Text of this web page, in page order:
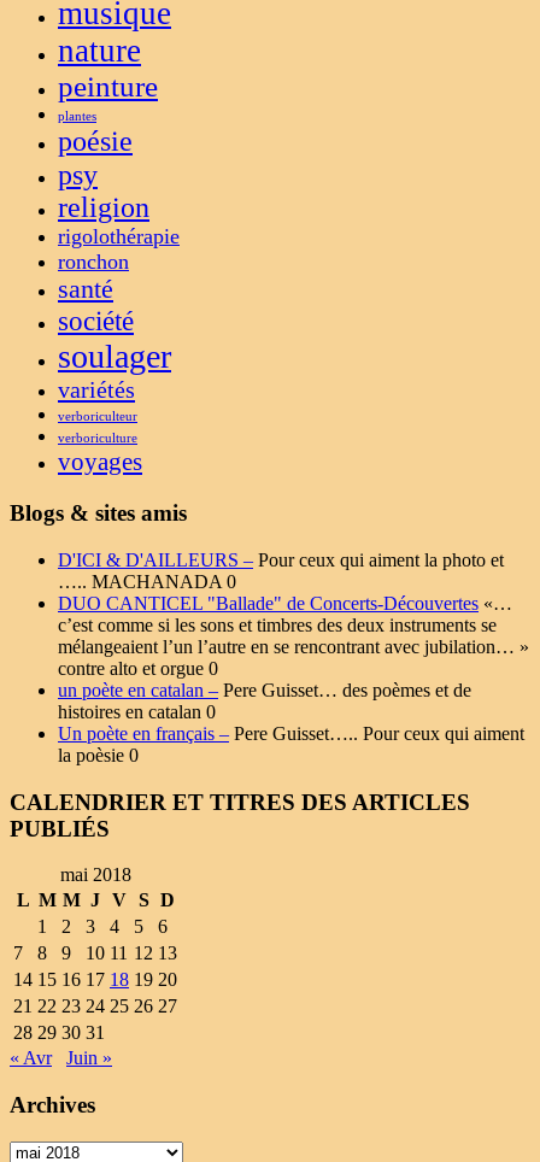
musique
nature
peinture
plantes
poésie
psy
religion
rigolothérapie
ronchon
santé
société
soulager
variétés
verboriculteur
verboriculture
voyages
Blogs & sites amis
D'ICI & D'AILLEURS – Pour ceux qui aiment la photo et
….. MACHANADA 0
DUO CANTICEL "Ballade" de Concerts-Découvertes «…
c’est comme si les sons et timbres des deux instruments se
mélangeaient l’un l’autre en se rencontrant avec jubilation… »
contre alto et orgue 0
un poète en catalan – Pere Guisset… des poèmes et de
histoires en catalan 0
Un poète en français – Pere Guisset….. Pour ceux qui aiment
la poèsie 0
CALENDRIER ET TITRES DES ARTICLES
PUBLIÉS
mai 2018
L M M J V S D
1
2 3 4 5
6
7
8 9 10 11 12 13
14 15 16 17 18 19 20
21 22 23 24 25 26 27
28 29 30 31
« Avr
Juin »
Archives
Archives